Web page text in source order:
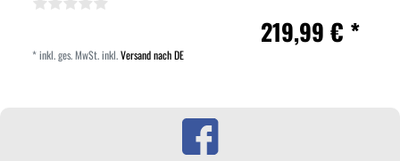
219,99 € *
*inkl. ges. MwSt.inkl.Versand nach DE